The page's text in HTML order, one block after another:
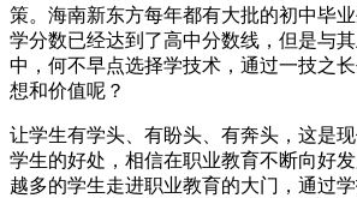
策。海南新东方每年都有大批的初中毕
学分数已经达到了高中分数线，但是与
中，何不早点选择学技术，通过一技之
想和价值呢？
让学生有学头、有盼头、有奔头，这是
学生的好处，相信在职业教育不断向好
越多的学生走进职业教育的大门，通过学